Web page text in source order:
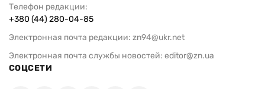
Телефон редакции:
+380 (44) 280-04-85
Электронная почта редакции: zn94@ukr.net
Электронная почта службы новостей: editor@zn.ua
СОЦСЕТИ